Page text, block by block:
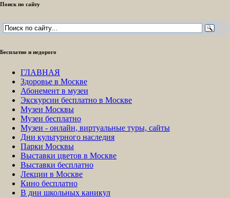
Поиск по сайту
Бесплатно и недорого
ГЛАВНАЯ
Здоровье в Москве
Абонемент в музеи
Экскурсии бесплатно в Москве
Музеи Москвы
Музеи бесплатно
Музеи - онлайн, виртуальные туры, сайты
Дни культурного наследия
Парки Москвы
Выставки цветов в Москве
Выставки бесплатно
Лекции в Москве
Кино бесплатно
В дни школьных каникул